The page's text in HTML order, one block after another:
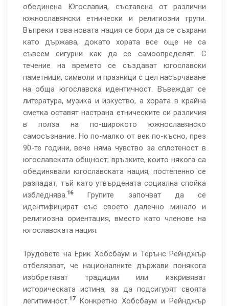
обединена Югославия, съставена от различни
южнославянски етнически и религиозни групи.
Въпреки това новата нация се бори да се съхрани
като държава, докато хората все още не са
съвсем сигурни как да се самоопределят. С
течение на времето се създават югославски
паметници, символи и празници с цел насърчаване
на обща югославска идентичност. Въвеждат се
литература, музика и изкуство, а хората в крайна
сметка оставят настрана етническите си различия
в полза на по-широкото южнославянско
самосъзнание. Но по-малко от век по-късно, през
90-те години, вече няма чувство за сплотеност в
югославската общност; връзките, които някога са
обединявали югославската нация, постепенно се
разпадат, тъй като утвърдената социална спойка
избледнява.16Групите започват да се
идентифицират със своето далечно минало и
религиозна ориентация, вместо като членове на
югославската нация.
Трудовете на Ерик Хобсбаум и Терънс Рейнджър
отбелязват, че националните държави понякога
изобретяват традиции или изкривяват
историческата истина, за да подсигурят своята
легитимност.17Конкретно Хобсбаум и Рейнджър